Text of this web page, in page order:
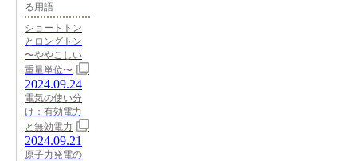
る用語
ショートトン
とロングトン
〜ややこしい
重量単位〜
2024.09.24
電気の使い分
け：有効電力
と無効電力
2024.09.21
原子力発電の